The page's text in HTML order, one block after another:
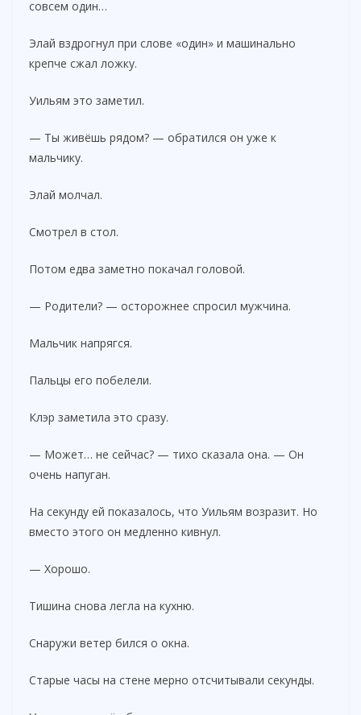
совсем один…
Элай вздрогнул при слове «один» и машинально
крепче сжал ложку.
Уильям это заметил.
— Ты живёшь рядом? — обратился он уже к
мальчику.
Элай молчал.
Смотрел в стол.
Потом едва заметно покачал головой.
— Родители? — осторожнее спросил мужчина.
Мальчик напрягся.
Пальцы его побелели.
Клэр заметила это сразу.
— Может… не сейчас? — тихо сказала она. — Он
очень напуган.
На секунду ей показалось, что Уильям возразит. Но
вместо этого он медленно кивнул.
— Хорошо.
Тишина снова легла на кухню.
Снаружи ветер бился о окна.
Старые часы на стене мерно отсчитывали секунды.